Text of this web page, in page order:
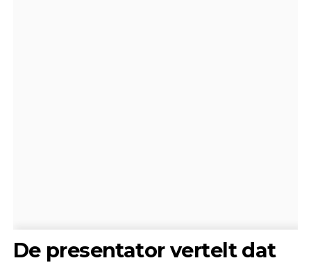
De presentator vertelt dat